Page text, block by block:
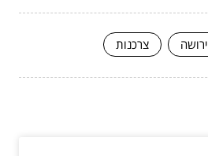
ירושה צרכנות